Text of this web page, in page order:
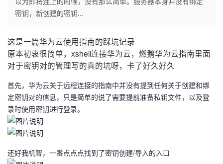
主
页
的
开
发
者
我
的
博
我
的
我
密钥，新创建的密钥...
这是一篇华为云使用指南的踩坑记录
原本初衷很简单，xshell连接华为云，燃鹅华为云指南里面
对于密钥对的管理写的真的坑呀，卡了好久好久
首先，华为云关于远程连接的指南中并没有提到任何关于创建和绑
定密钥对的信息，只是简单的说了需要提前准备私钥文件，以及登
录时使用密钥进行登录。
还好我机智，一番点点点找到了密钥创建/导入的入口